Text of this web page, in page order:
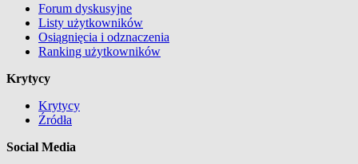
Forum dyskusyjne
Listy użytkowników
Osiągnięcia i odznaczenia
Ranking użytkowników
Krytycy
Krytycy
Źródła
Social Media